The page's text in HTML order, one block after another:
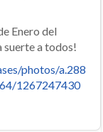
Enero del
suerte a todos!
photos/a.288
1267247430